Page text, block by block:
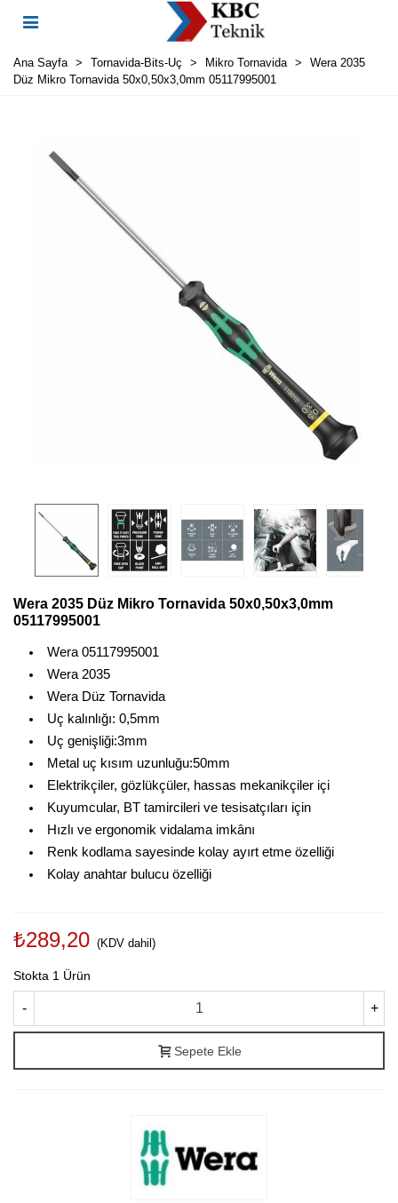
Ana Sayfa > Tornavida-Bits-Uç > Mikro Tornavida >
Wera 2035
Düz Mikro Tornavida 50x0,50x3,0mm 05117995001
Wera 2035 Düz Mikro Tornavida 50x0,50x3,0mm
05117995001
Wera 05117995001
Wera 2035
Wera Düz Tornavida
Uç kalınlığı: 0,5mm
Uç genişliği:3mm
Metal uç kısım uzunluğu:50mm
Elektrikçiler, gözlükçüler, hassas mekanikçiler içi
Kuyumcular, BT tamircileri ve tesisatçıları için
Hızlı ve ergonomik vidalama imkânı
Renk kodlama sayesinde kolay ayırt etme özelliği
Kolay anahtar bulucu özelliği
₺289,20 (KDV dahil)
Stokta 1 Ürün
- +
Sepete Ekle